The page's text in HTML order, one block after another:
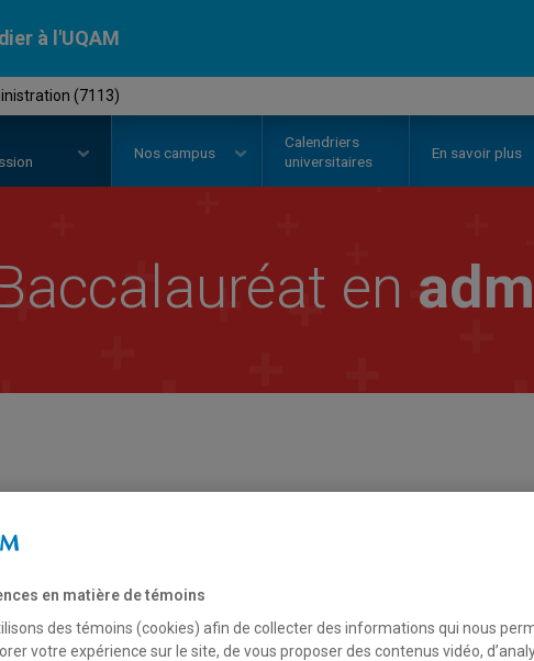
à l'UQAM
(7113)
Nos campus
Calendriers
universitaires
En savoir plus
en
6559 Concentration gestion internationale, profil Honor *
en matière de témoins
des témoins (cookies) afin de collecter des informations qui nous
votre expérience sur le site, de vous proposer des contenus vidéo,